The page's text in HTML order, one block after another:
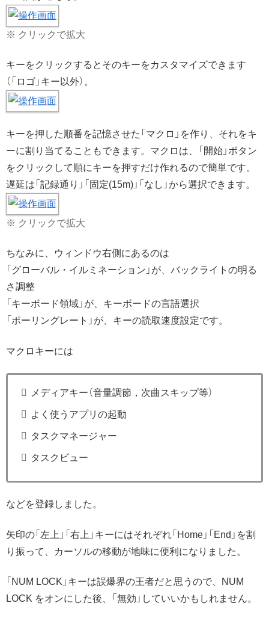
※ クリックで拡大
キーをクリックするとそのキーをカスタマイズできます
（「ロゴ」キー以外）。
キーを押した順番を記憶させた「マクロ」を作り、それをキ
ーに割り当てることもできます。マクロは、「開始」ボタン
をクリックして順にキーを押すだけ作れるので簡単です。
遅延は「記録通り」「固定(15m)」「なし」から選択できます。
※ クリックで拡大
ちなみに、ウィンドウ右側にあるのは
「グローバル・イルミネーション」が、バックライトの明る
さ調整
「キーボード領域」が、キーボードの言語選択
「ポーリングレート」が、キーの読取速度設定です。
マクロキーには
メディアキー（音量調節，次曲スキップ等）
よく使うアプリの起動
タスクマネージャー
タスクビュー
などを登録しました。
矢印の「左上」「右上」キーにはそれぞれ「Home」「End」を割
り振って、カーソルの移動が地味に便利になりました。
「NUM LOCK」キーは誤爆界の王者だと思うので、NUM
LOCK をオンにした後、「無効」していいかもしれません。